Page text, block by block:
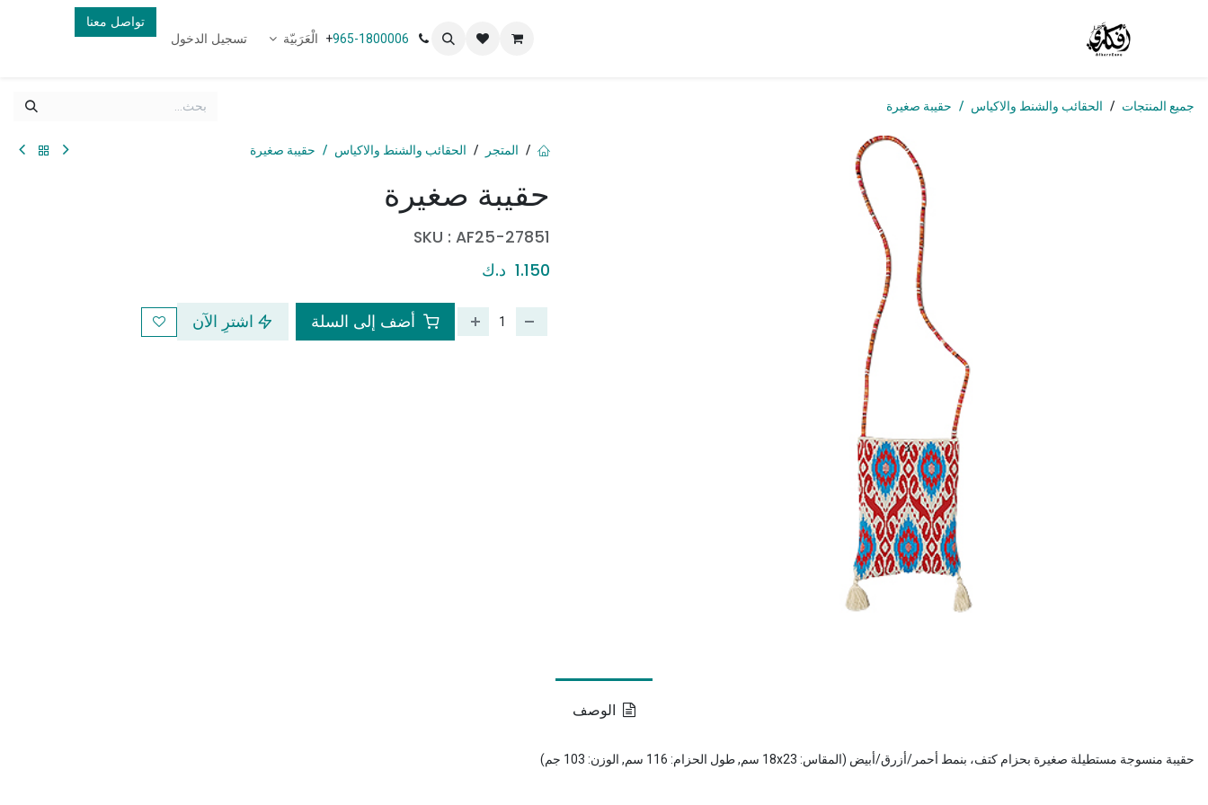
+965-1800006 الْعَرَبيّة تسجيل الدخول
تواصل معنا
جميع المنتجات الحقائب والشنط والاكياس حقيبة صغيرة
حقيبة صغيرة
SKU : AF25-27851
1.150 د.ك
أضف إلى السلة اشترِ الآن
المتجر الحقائب والشنط والاكياس حقيبة صغيرة
الوصف
حقيبة منسوجة مستطيلة صغيرة بحزام كتف، بنمط أحمر/أزرق/أبيض (المقاس: 18x23 سم, طول الحزام: 116 سم, الوزن: 103 جم)